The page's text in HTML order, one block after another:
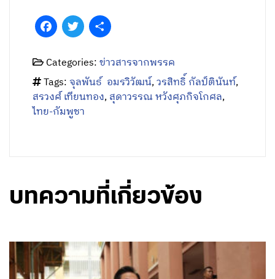
FacebookTwitter
Categories:ข่าวสารจากพรรค
Tags:จุลพันธ์ อมรวิวัฒน์,วรสิทธิ์ กัลป์ตินันท์,
สรวงศ์ เทียนทอง,สุดาวรรณ หวังศุภกิจโกศล,
ไทย-กัมพูชา
บทความที่เกี่ยวข้อง